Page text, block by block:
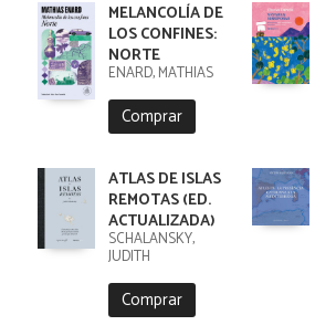
MELANCOLÍA DE
LOS CONFINES:
NORTE
ENARD, MATHIAS
Comprar
ATLAS DE ISLAS
REMOTAS (ED.
ACTUALIZADA)
SCHALANSKY,
JUDITH
Comprar